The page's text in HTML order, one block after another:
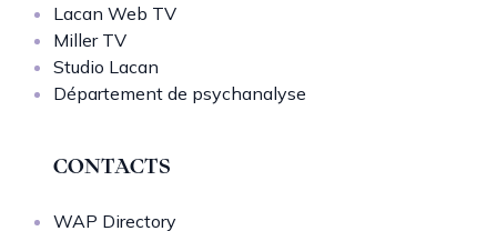
Lacan Web TV
Miller TV
Studio Lacan
Département de psychanalyse
CONTACTS
WAP Directory